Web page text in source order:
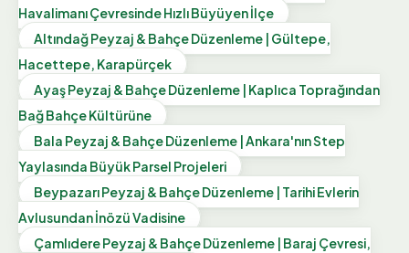
Havalimanı Çevresinde Hızlı Büyüyen İlçe
Altındağ Peyzaj & Bahçe Düzenleme | Gültepe,
Hacettepe, Karapürçek
Ayaş Peyzaj & Bahçe Düzenleme | Kaplıca Toprağından
Bağ Bahçe Kültürüne
Bala Peyzaj & Bahçe Düzenleme | Ankara'nın Step
Yaylasında Büyük Parsel Projeleri
Beypazarı Peyzaj & Bahçe Düzenleme | Tarihi Evlerin
Avlusundan İnözü Vadisine
Çamlıdere Peyzaj & Bahçe Düzenleme | Baraj Çevresi,